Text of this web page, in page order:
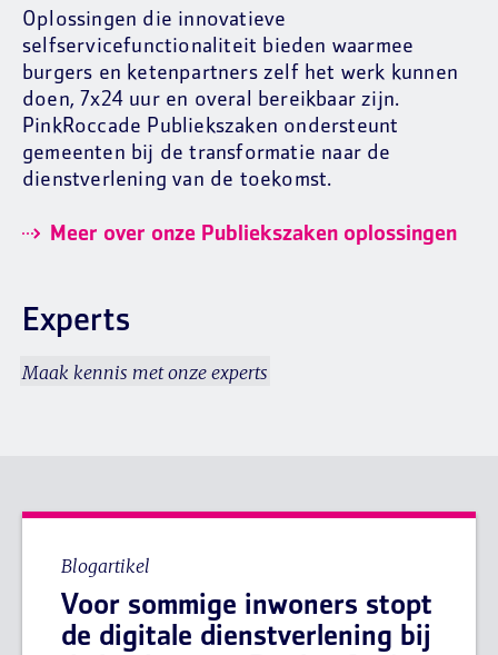
Oplossingen die innovatieve
selfservicefunctionaliteit bieden waarmee
burgers en ketenpartners zelf het werk kunnen
doen, 7x24 uur en overal bereikbaar zijn.
PinkRoccade Publiekszaken ondersteunt
gemeenten bij de transformatie naar de
dienstverlening van de toekomst.
Meer over onze Publiekszaken oplossingen
Experts
Maak kennis met onze experts
Blogartikel
Voor sommige inwoners stopt
de digitale dienstverlening bij